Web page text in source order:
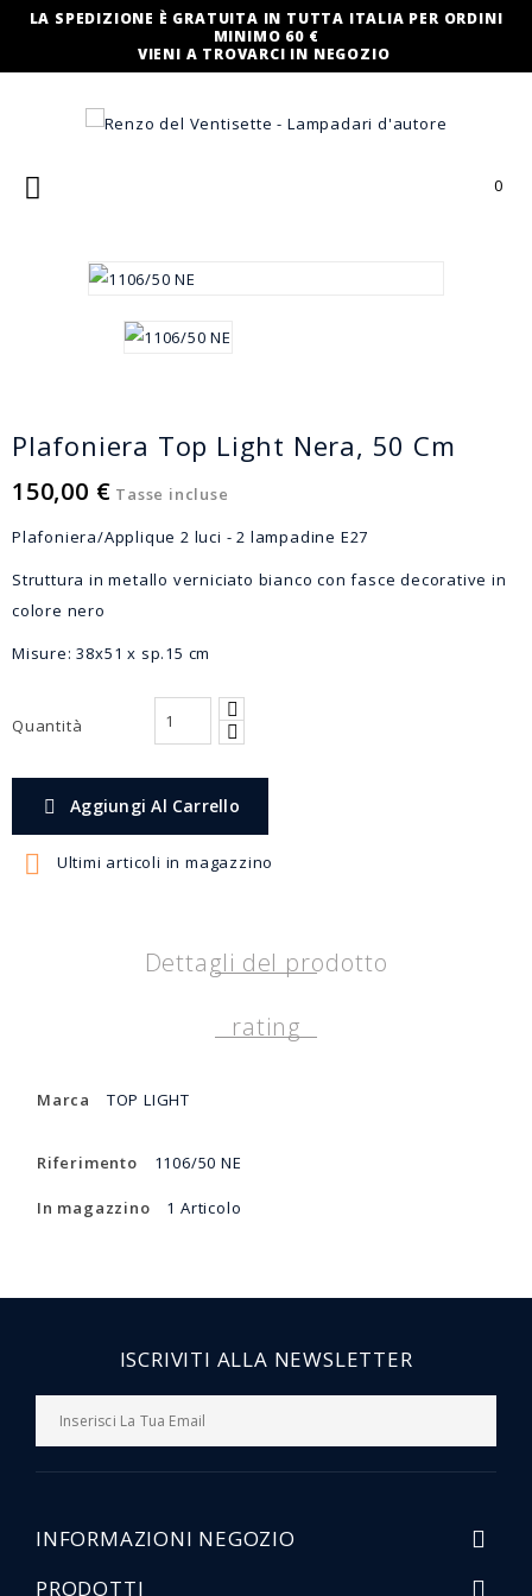
LA SPEDIZIONE È GRATUITA IN TUTTA ITALIA PER ORDINI
MINIMO 60 €
VIENI A TROVARCI IN NEGOZIO
 0
Plafoniera Top Light Nera, 50 Cm
150,00 € Tasse incluse
Plafoniera/Applique 2 luci - 2 lampadine E27
Struttura in metallo verniciato bianco con fasce decorative in
colore nero
Misure: 38x51 x sp.15 cm
Quantità
 Aggiungi Al Carrello
 Ultimi articoli in magazzino
Dettagli del prodotto
rating
Marca TOP LIGHT
Riferimento 1106/50 NE
In magazzino 1 Articolo
ISCRIVITI ALLA NEWSLETTER
INFORMAZIONI NEGOZIO 
PRODOTTI 